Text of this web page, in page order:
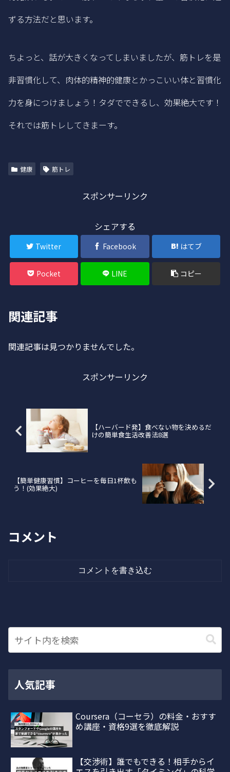
ずる方法だと思います。
ちよっと、話が大きくなってしまいましたが、筋トレを是
非習慣化して、肉体的精神的健康とかっこいい体と習慣化
力を身につけましょう！タダでできるし、効果絶大です！
それでは筋トレしてきまーす。
健康 筋トレ
スポンサーリンク
シェアする
Twitter Facebook はてブ
Pocket LINE コピー
関連記事
関連記事は見つかりませんでした。
スポンサーリンク
【ハーバード発】食べない物を決めるだ
けの簡単食生活改善法8選
【簡単健康習慣】コーヒーを毎日1杯飲も
う！(効果絶大)
コメント
コメントを書き込む
人気記事
Coursera（コーセラ）の料金・おすす
め講座・資格9選を徹底解説
【交渉術】誰でもできる！相手からイ